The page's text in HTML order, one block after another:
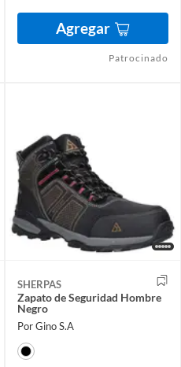
Agregar
Patrocinado
SHERPAS
Zapato de Seguridad Hombre
Negro
Por Gino S.A